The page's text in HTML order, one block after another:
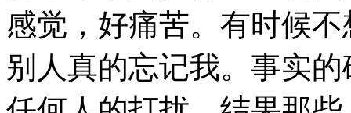
感觉，好痛苦。有时候
别人真的忘记我。事实